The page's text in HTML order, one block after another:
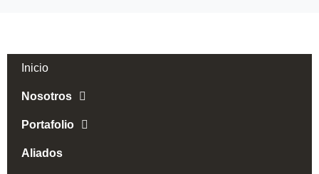
Inicio
Nosotros
Portafolio
Aliados